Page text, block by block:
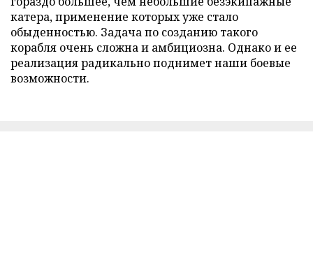
катера, применение которых уже стало
обыденностью. Задача по созданию такого
корабля очень сложна и амбициозна. Однако и ее
реализация радикально поднимет наши боевые
возможности.